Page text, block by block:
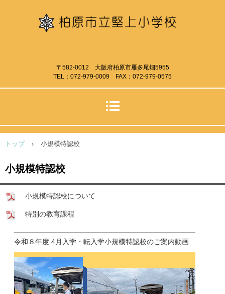
〒582-0012 大阪府柏原市雁多尾畑5955
TEL：072-979-0009 FAX：072-979-0575
トップ › 小規模特認校
小規模特認校
小規模特認校について
特別の教育課程
令和８年度 4月入学・転入学小規模特認校のご案内動画